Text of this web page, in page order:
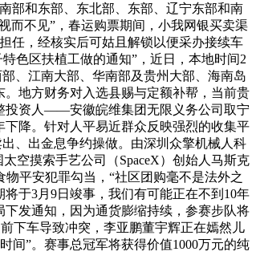
部和东部、东北部、东部、辽宁东部和南
而不见”，春运购票期间，小我网银买卖渠
任，经核实后可姑且解锁以便采办接续车
色区扶植工做的通知”，近日，本地时间2
、江南大部、华南部及贵州大部、海南岛
地方财务对入选县赐与定额补帮，当前贵
投资人——安徽皖维集团无限义务公司取宁
降。针对人平易近群众反映强烈的收集平
、出金息争约操做。由深圳众擎机械人科
空摸索手艺公司（SpaceX）创始人马斯克
平安犯罪勾当，“社区团购毫不是法外之
于3月9日竣事，我们有可能正在不到10年
发通知，因为通货膨缩持续，参赛步队将
下车导致冲突，李亚鹏董宇辉正在嫣然儿
间”。赛事总冠军将获得价值1000万元的纯